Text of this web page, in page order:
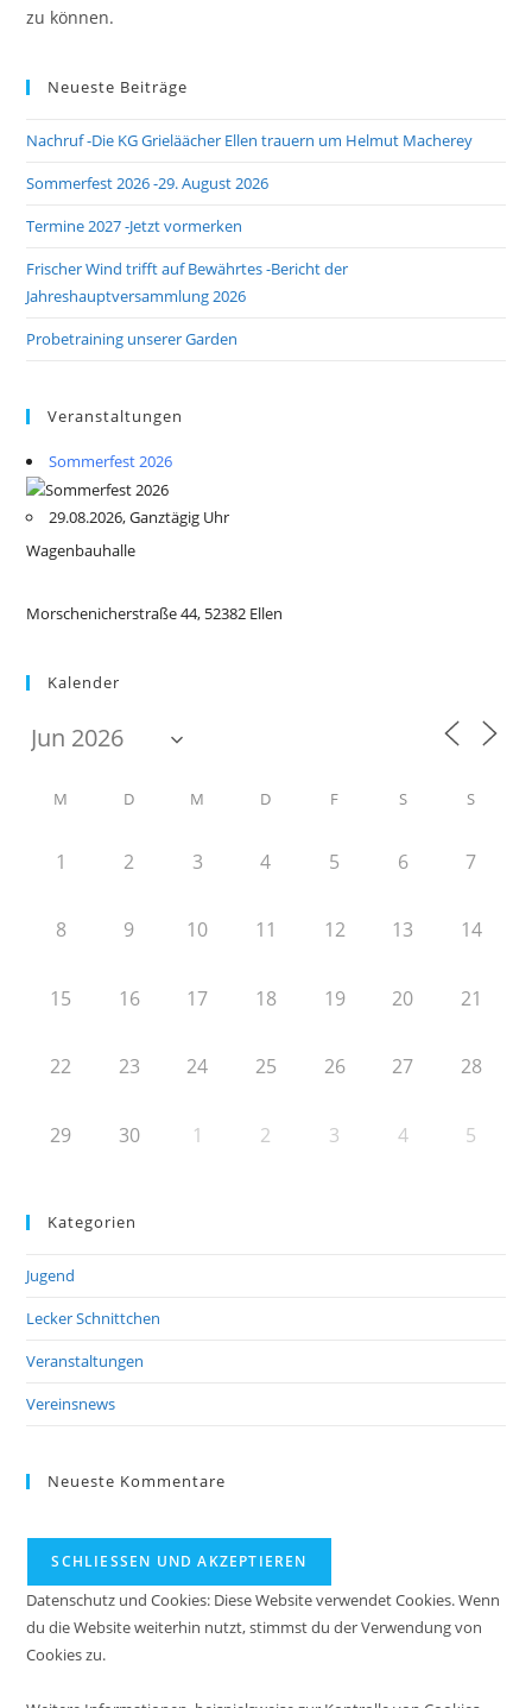
zu können.
Neueste Beiträge
Nachruf -Die KG Grieläächer Ellen trauern um Helmut Macherey
Sommerfest 2026 -29. August 2026
Termine 2027 -Jetzt vormerken
Frischer Wind trifft auf Bewährtes -Bericht der
Jahreshauptversammlung 2026
Probetraining unserer Garden
Veranstaltungen
Sommerfest 2026
29.08.2026, Ganztägig Uhr
Wagenbauhalle
Morschenicherstraße 44, 52382 Ellen
Kalender
M D M D F S S
1 2 3 4 5 6 7
8 9 10 11 12 13 14
15 16 17 18 19 20 21
22 23 24 25 26 27 28
29 30 1 2 3 4 5
Kategorien
Jugend
Lecker Schnittchen
Veranstaltungen
Vereinsnews
Neueste Kommentare
Datenschutz und Cookies: Diese Website verwendet Cookies. Wenn
du die Website weiterhin nutzt, stimmst du der Verwendung von
Cookies zu.